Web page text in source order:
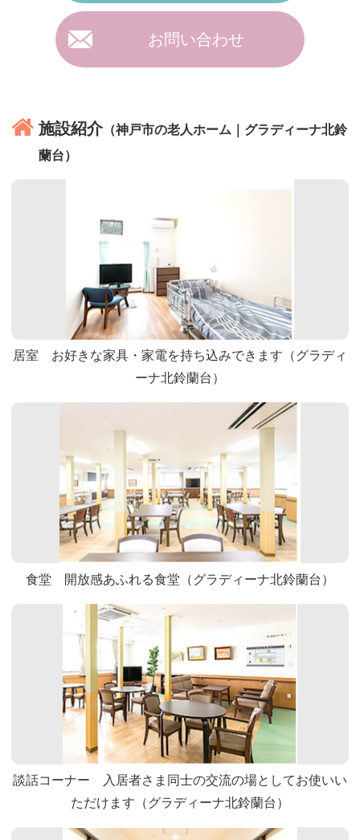
お問い合わせ
施設紹介（神戸市の老人ホーム｜グラディーナ北鈴
蘭台）
居室 お好きな家具・家電を持ち込みできます（グラディ
ーナ北鈴蘭台）
食堂 開放感あふれる食堂（グラディーナ北鈴蘭台）
談話コーナー 入居者さま同士の交流の場としてお使いい
ただけます（グラディーナ北鈴蘭台）